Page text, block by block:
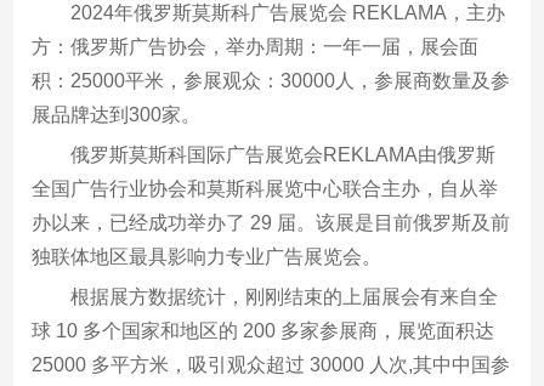
2024年俄罗斯莫斯科广告展览会 REKLAMA，主办
方：俄罗斯广告协会，举办周期：一年一届，展会面
积：25000平米，参展观众：30000人，参展商数量及参
展品牌达到300家。
俄罗斯莫斯科国际广告展览会REKLAMA由俄罗斯
全国广告行业协会和莫斯科展览中心联合主办，自从举
办以来，已经成功举办了 29 届。该展是目前俄罗斯及前
独联体地区最具影响力专业广告展览会。
根据展方数据统计，刚刚结束的上届展会有来自全
球 10 多个国家和地区的 200 多家参展商，展览面积达
25000 多平方米，吸引观众超过 30000 人次,其中中国参